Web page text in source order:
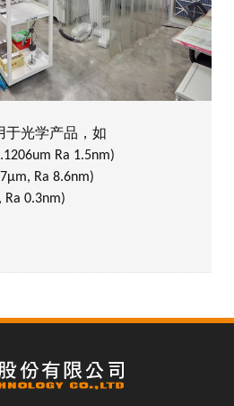
于光学产品，如
Ra 1.5nm)
Ra 8.6nm)
0.3nm)